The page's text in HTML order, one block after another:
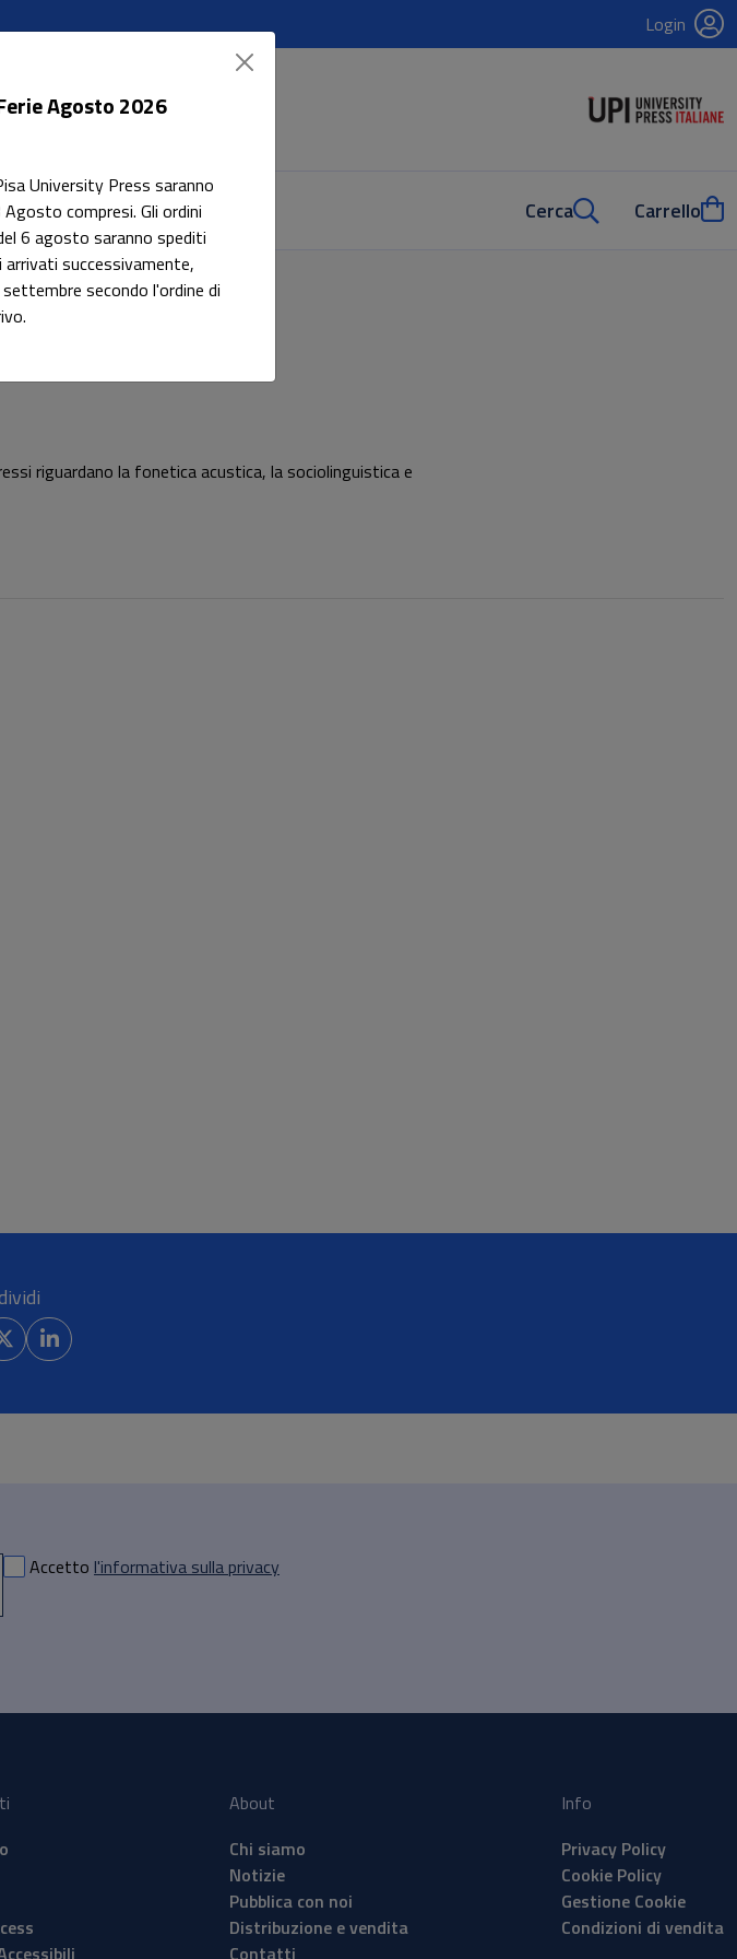
Login
con noi Cerca Carrello
riguardano la fonetica acustica, la sociolinguistica e
Accetto l'informativa sulla privacy
About
Chi siamo
Notizie
Pubblica con noi
Distribuzione e vendita
Contatti
Info
Privacy Policy
Cookie Policy
Gestione Cookie
Condizioni di vendita
Agosto 2026
University Press saranno
compresi. Gli ordini
6 agosto saranno spediti
arrivati successivamente,
secondo l'ordine di